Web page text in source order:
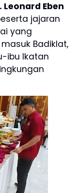
Eben
jajaran
yang
Badiklat,
ibu Ikatan